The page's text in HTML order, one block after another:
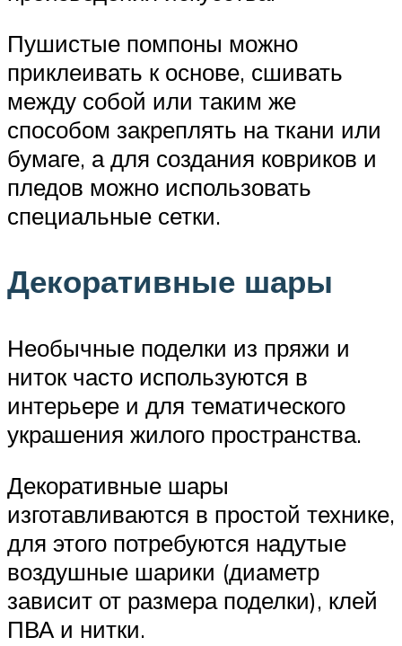
Пушистые помпоны можно
приклеивать к основе, сшивать
между собой или таким же
способом закреплять на ткани или
бумаге, а для создания ковриков и
пледов можно использовать
специальные сетки.
Декоративные шары
Необычные поделки из пряжи и
ниток часто используются в
интерьере и для тематического
украшения жилого пространства.
Декоративные шары
изготавливаются в простой технике,
для этого потребуются надутые
воздушные шарики (диаметр
зависит от размера поделки), клей
ПВА и нитки.